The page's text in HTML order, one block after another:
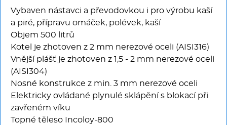
BAZAR
Vybaven nástavci a převodovkou i pro výrobu kaší
a piré, přípravu omáček, polévek, kaší
Objem 500 litrů
Kotel je zhotoven z 2 mm nerezové oceli (AISI316)
Vnější plášť je zhotoven z 1,5 - 2 mm nerezové oceli
(AISI304)
Nosné konstrukce z min. 3 mm nerezové oceli
Elektricky ovládané plynulé sklápění s blokací při
zavřeném víku
Topné těleso Incoloy-800